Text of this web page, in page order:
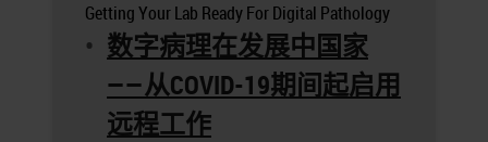
Getting Your Lab Ready For Digital Pathology
数字病理在发展中国家
——从COVID-19期间起启用
远程工作